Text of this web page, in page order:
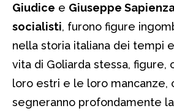
Giudice e Giuseppe
socialisti, furono figure
nella storia italiana dei tempi
vita di Goliarda stessa, figure,
loro estri e le loro mancanze,
segneranno profondamente